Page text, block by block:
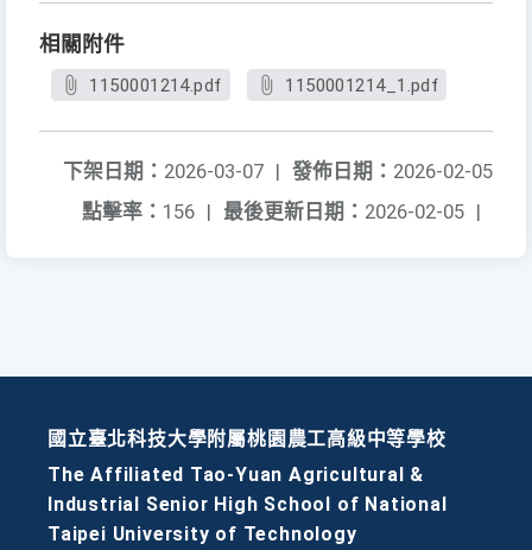
相關附件
1150001214.pdf 1150001214_1.pdf
發佈日期： 2026-02-05
下架日期： 2026-03-07 |
最後更新日期： 2026-02-05 |
點擊率： 156 |
國立臺北科技大學附屬桃園農工高級中等學校
The Affiliated Tao-Yuan Agricultural &
Industrial Senior High School of National
Taipei University of Technology